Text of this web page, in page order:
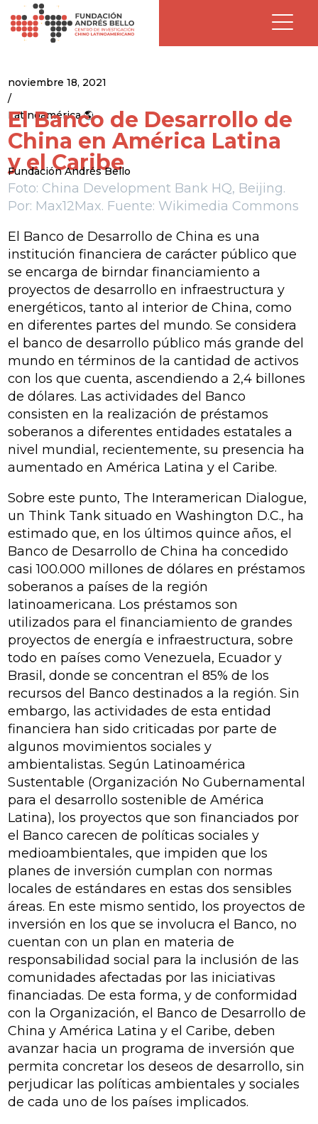
noviembre 18, 2021
/
Latinoamérica 🌎
El Banco de Desarrollo de
China en América Latina
y el Caribe
Fundación Andrés Bello
Foto: China Development Bank HQ, Beijing.
Por: Max12Max. Fuente: Wikimedia Commons
El Banco de Desarrollo de China es una
institución financiera de carácter público que
se encarga de birndar financiamiento a
proyectos de desarrollo en infraestructura y
energéticos, tanto al interior de China, como
en diferentes partes del mundo. Se considera
el banco de desarrollo público más grande del
mundo en términos de la cantidad de activos
con los que cuenta, ascendiendo a 2,4 billones
de dólares. Las actividades del Banco
consisten en la realización de préstamos
soberanos a diferentes entidades estatales a
nivel mundial, recientemente, su presencia ha
aumentado en América Latina y el Caribe.
Sobre este punto, The Interamerican Dialogue,
un Think Tank situado en Washington D.C., ha
estimado que, en los últimos quince años, el
Banco de Desarrollo de China ha concedido
casi 100.000 millones de dólares en préstamos
soberanos a países de la región
latinoamericana. Los préstamos son
utilizados para el financiamiento de grandes
proyectos de energía e infraestructura, sobre
todo en países como Venezuela, Ecuador y
Brasil, donde se concentran el 85% de los
recursos del Banco destinados a la región. Sin
embargo, las actividades de esta entidad
financiera han sido criticadas por parte de
algunos movimientos sociales y
ambientalistas. Según Latinoamérica
Sustentable (Organización No Gubernamental
para el desarrollo sostenible de América
Latina), los proyectos que son financiados por
el Banco carecen de políticas sociales y
medioambientales, que impiden que los
planes de inversión cumplan con normas
locales de estándares en estas dos sensibles
áreas. En este mismo sentido, los proyectos de
inversión en los que se involucra el Banco, no
cuentan con un plan en materia de
responsabilidad social para la inclusión de las
comunidades afectadas por las iniciativas
financiadas. De esta forma, y de conformidad
con la Organización, el Banco de Desarrollo de
China y América Latina y el Caribe, deben
avanzar hacia un programa de inversión que
permita concretar los deseos de desarrollo, sin
perjudicar las políticas ambientales y sociales
de cada uno de los países implicados.